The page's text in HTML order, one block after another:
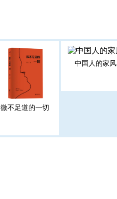
微不足道的一切
中国人的家风